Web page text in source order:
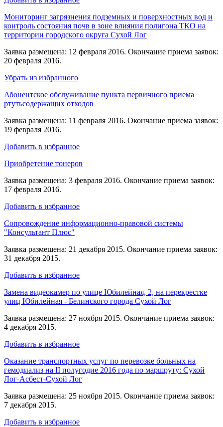
Мониторинг загрязнения подземных и поверхностных вод и
контроль состояния почв в зоне влияния полигона ТКО на
территории городского округа Сухой Лог
Заявка размещена: 12 февраля 2016. Окончание приема заявок:
20 февраля 2016.
Убрать из избранного
Абонентское обслуживание пункта первичного приема
ртутьсодержащих отходов
Заявка размещена: 11 февраля 2016. Окончание приема заявок:
19 февраля 2016.
Добавить в избранное
Приобретение тонеров
Заявка размещена: 3 февраля 2016. Окончание приема заявок:
17 февраля 2016.
Добавить в избранное
Сопровождение информационно-правовой системы
"Консультант Плюс"
Заявка размещена: 21 декабря 2015. Окончание приема заявок:
31 декабря 2015.
Добавить в избранное
Замена видеокамер по улице Юбилейная, 2, на перекрестке
улиц Юбилейная - Белинского города Сухой Лог
Заявка размещена: 27 ноября 2015. Окончание приема заявок:
4 декабря 2015.
Добавить в избранное
Оказание транспортных услуг по перевозке больных на
гемодиализ на II полугодие 2016 года по маршруту: Сухой
Лог-Асбест-Сухой Лог
Заявка размещена: 25 ноября 2015. Окончание приема заявок:
7 декабря 2015.
Добавить в избранное